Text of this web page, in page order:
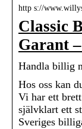
http s://
Classic
Garant
Handla billig
Hos oss kan
Vi har ett
självklart ett
Sveriges